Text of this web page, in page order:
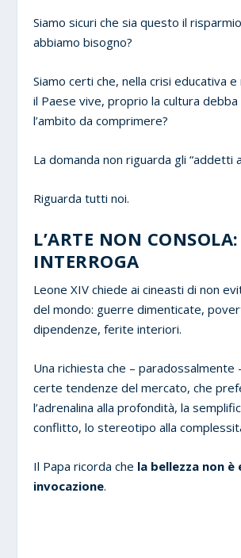
Siamo sicuri che sia questo il
abbiamo bisogno?
Siamo certi che, nella crisi educativa
il Paese vive, proprio la cultura
l’ambito da comprimere?
La domanda non riguarda gli “addetti
Riguarda tutti noi.
L’ARTE NON CONSOLA:
INTERROGA
Leone XIV chiede ai cineasti di non
del mondo: guerre dimenticate,
dipendenze, ferite interiori.
Una richiesta che – paradossalmente
certe tendenze del mercato, che
l’adrenalina alla profondità, la
conflitto, lo stereotipo alla
Il Papa ricorda che la bellezza non è
invocazione.